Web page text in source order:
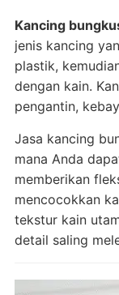
Kancing
jenis kancing
plastik,
dengan kain.
pengantin,
Jasa kancing
mana Anda
memberikan
mencocokkan
tekstur kain
detail saling